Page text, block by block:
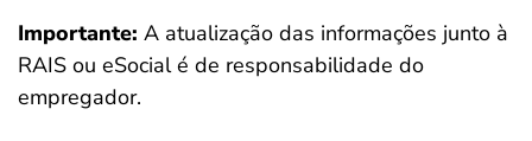
Importante: A atualização das informações junto à
RAIS ou eSocial é de responsabilidade do
empregador.